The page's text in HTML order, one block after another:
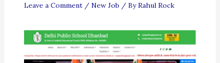
Leave a Comment / New Job / ByRahul Rock